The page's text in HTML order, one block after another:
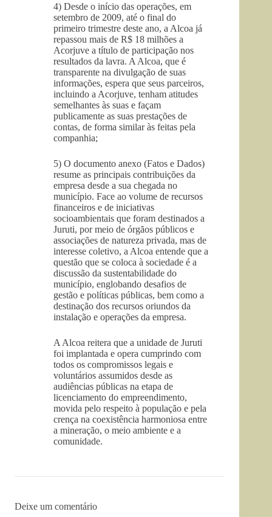
4) Desde o início das operações, em
setembro de 2009, até o final do
primeiro trimestre deste ano, a Alcoa já
repassou mais de R$ 18 milhões a
Acorjuve a título de participação nos
resultados da lavra. A Alcoa, que é
transparente na divulgação de suas
informações, espera que seus parceiros,
incluindo a Acorjuve, tenham atitudes
semelhantes às suas e façam
publicamente as suas prestações de
contas, de forma similar às feitas pela
companhia;
5) O documento anexo (Fatos e Dados)
resume as principais contribuições da
empresa desde a sua chegada no
município. Face ao volume de recursos
financeiros e de iniciativas
socioambientais que foram destinados a
Juruti, por meio de órgãos públicos e
associações de natureza privada, mas de
interesse coletivo, a Alcoa entende que a
questão que se coloca à sociedade é a
discussão da sustentabilidade do
município, englobando desafios de
gestão e políticas públicas, bem como a
destinação dos recursos oriundos da
instalação e operações da empresa.
A Alcoa reitera que a unidade de Juruti
foi implantada e opera cumprindo com
todos os compromissos legais e
voluntários assumidos desde as
audiências públicas na etapa de
licenciamento do empreendimento,
movida pelo respeito à população e pela
crença na coexistência harmoniosa entre
a mineração, o meio ambiente e a
comunidade.
Deixe um comentário